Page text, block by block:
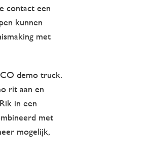
contact een
kunnen
met
demo truck.
rit aan en
in een
met
mogelijk,